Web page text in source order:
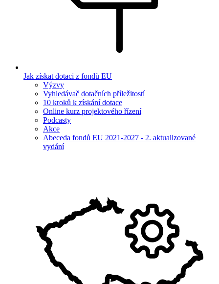
Jak získat dotaci z fondů EU
Výzvy
Vyhledávač dotačních příležitostí
10 kroků k získání dotace
Online kurz projektového řízení
Podcasty
Akce
Abeceda fondů EU 2021-2027 - 2. aktualizované
vydání